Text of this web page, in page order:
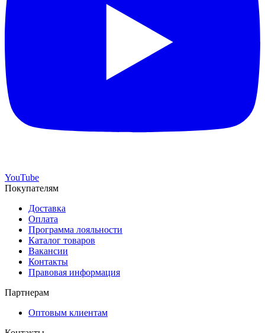
YouTube
Покупателям
Доставка
Оплата
Программа лояльности
Каталог товаров
Вакансии
Контакты
Правовая информация
Партнерам
Оптовым клиентам